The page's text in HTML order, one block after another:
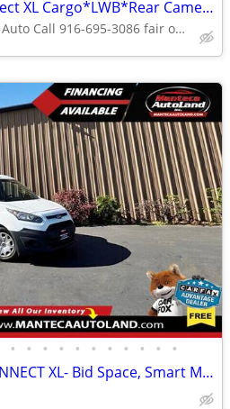
2023 Ford Transit Connect XL Cargo*LWB*Rear Camera*Rear Door*
Supreme Auto Call 916-695-3086 fair oaks
• • • • • • • • • • •
2015 FORD TRANSIT CONNECT XL- Bid Space, Smart Move!